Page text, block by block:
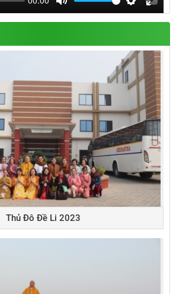
Mute
SettingsEnter
Thủ Đô Đề Li 2023